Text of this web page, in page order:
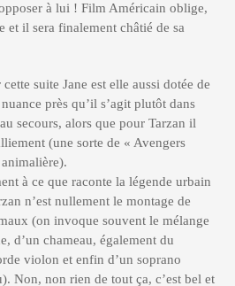
à lui ! Film Américain oblige,
et il sera finalement châtié de sa
suite Jane est elle aussi dotée de
près qu’il s’agit plutôt dans
secours, alors que pour Tarzan il
(une sorte de « Avengers
à ce que raconte la légende urbain
n’est nullement le montage de
(on invoque souvent le mélange
d’un chameau, également du
violon et enfin d’un soprano
Non, non rien de tout ça, c’est bel et